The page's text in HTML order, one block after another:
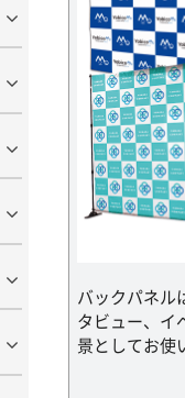
バックパネル
タビュー、イ
景としてお使